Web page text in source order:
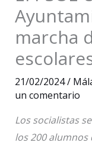
marcha
21/02/2024/
un comentario
Los socialistas
los 200 alumnos